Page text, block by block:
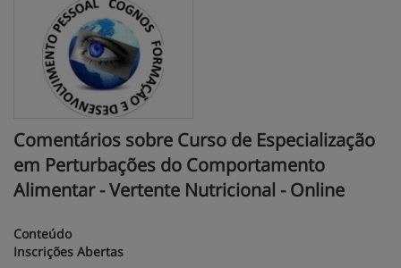
Comentários sobre Curso de Especialização
em Perturbações do Comportamento
Alimentar - Vertente Nutricional - Online
Conteúdo
Inscrições Abertas